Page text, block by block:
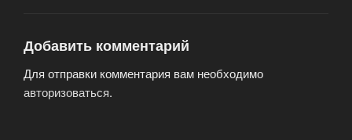
Добавить комментарий
Для отправки комментария вам необходимо
авторизоваться.